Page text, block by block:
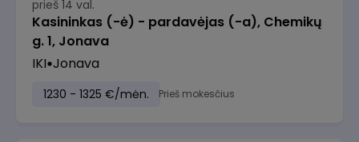
prieš 14 val.
Kasininkas (-ė) - pardavėjas (-a), Chemikų
g. 1, Jonava
IKI Jonava
1230 - 1325 €/mėn. Prieš mokesčius